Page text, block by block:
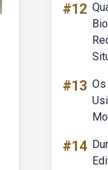
#12
#13
#14